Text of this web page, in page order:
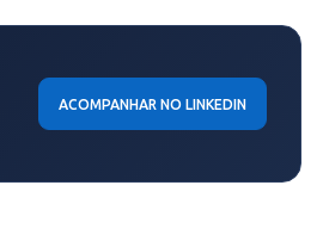
ACOMPANHAR NO LINKEDIN